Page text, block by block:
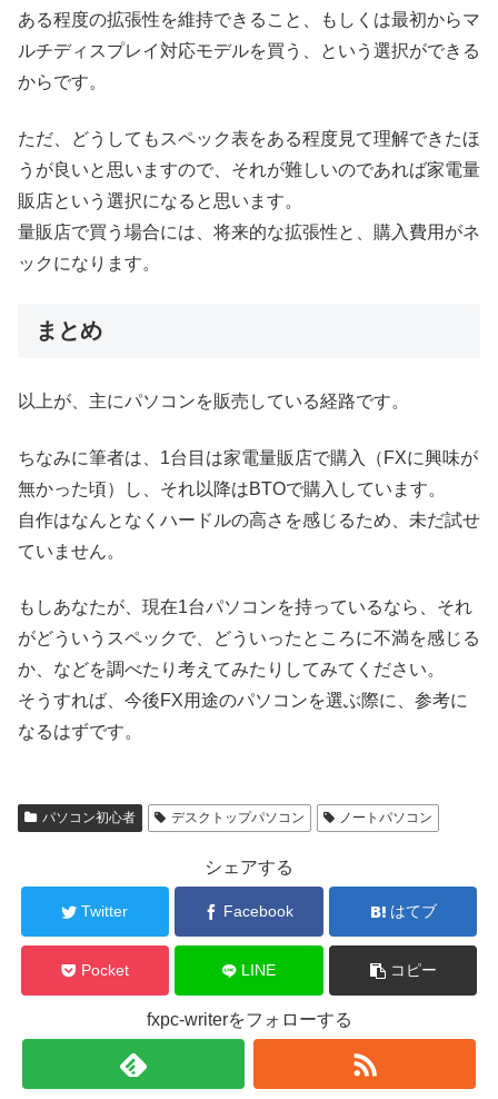
ある程度の拡張性を維持できること、もしくは最初からマ
ルチディスプレイ対応モデルを買う、という選択ができる
からです。
ただ、どうしてもスペック表をある程度見て理解できたほ
うが良いと思いますので、それが難しいのであれば家電量
販店という選択になると思います。
量販店で買う場合には、将来的な拡張性と、購入費用がネ
ックになります。
まとめ
以上が、主にパソコンを販売している経路です。
ちなみに筆者は、1台目は家電量販店で購入（FXに興味が
無かった頃）し、それ以降はBTOで購入しています。
自作はなんとなくハードルの高さを感じるため、未だ試せ
ていません。
もしあなたが、現在1台パソコンを持っているなら、それ
がどういうスペックで、どういったところに不満を感じる
か、などを調べたり考えてみたりしてみてください。
そうすれば、今後FX用途のパソコンを選ぶ際に、参考に
なるはずです。
パソコン初心者 デスクトップパソコン ノートパソコン
シェアする
Twitter Facebook はてブ
Pocket LINE コピー
fxpc-writerをフォローする